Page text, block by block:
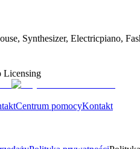
Synthesizer, Electricpiano,
Licensing
Centrum pomocyKontakt